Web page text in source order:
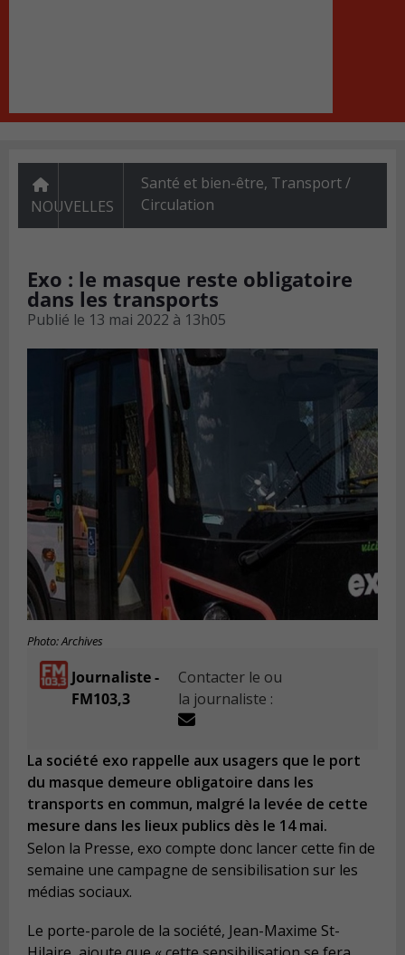
NOUVELLES
Santé et bien-être, Transport /
Circulation
Exo : le masque reste obligatoire
dans les transports
Publié le 13 mai 2022 à 13h05
Photo: Archives
Journaliste -
FM103,3
Contacter le ou
la journaliste :
La société exo rappelle aux usagers que le port
du masque demeure obligatoire dans les
transports en commun, malgré la levée de cette
mesure dans les lieux publics dès le 14 mai.
Selon la Presse, exo compte donc lancer cette fin de
semaine une campagne de sensibilisation sur les
médias sociaux.
Le porte-parole de la société, Jean-Maxime St-